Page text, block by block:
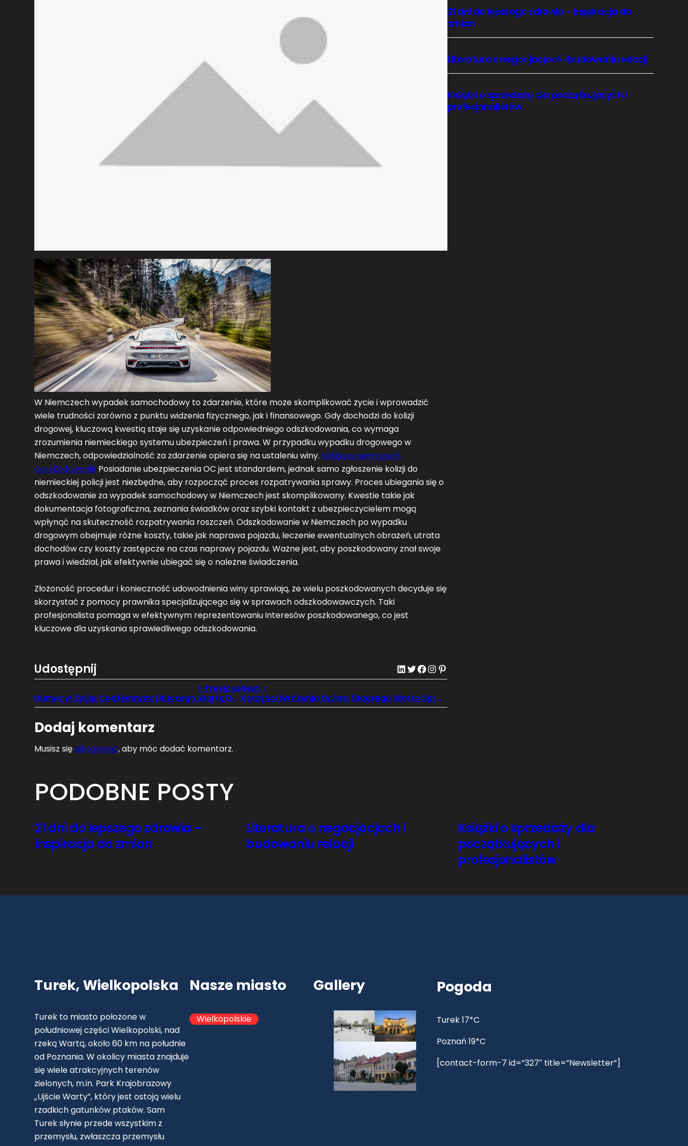
W Niemczech wypadek samochodowy to zdarzenie, które może skomplikować życie i wprowadzić
wiele trudności zarówno z punktu widzenia fizycznego, jak i finansowego. Gdy dochodzi do kolizji
drogowej, kluczową kwestią staje się uzyskanie odpowiedniego odszkodowania, co wymaga
zrozumienia niemieckiego systemu ubezpieczeń i prawa. W przypadku wypadku drogowego w
Niemczech, odpowiedzialność za zdarzenie opiera się na ustaleniu winy. kolizja w niemczech
odszkodowanie Posiadanie ubezpieczenia OC jest standardem, jednak samo zgłoszenie kolizji do
niemieckiej policji jest niezbędne, aby rozpocząć proces rozpatrywania sprawy. Proces ubiegania się o
odszkodowanie za wypadek samochodowy w Niemczech jest skomplikowany. Kwestie takie jak
dokumentacja fotograficzna, zeznania świadków oraz szybki kontakt z ubezpieczycielem mogą
wpłynąć na skuteczność rozpatrywania roszczeń. Odszkodowanie w Niemczech po wypadku
drogowym obejmuje różne koszty, takie jak naprawa pojazdu, leczenie ewentualnych obrażeń, utrata
dochodów czy koszty zastępcze na czas naprawy pojazdu. Ważne jest, aby poszkodowany znał swoje
prawa i wiedział, jak efektywnie ubiegać się o należne świadczenia.
Złożoność procedur i konieczność udowodnienia winy sprawiają, że wielu poszkodowanych decyduje się
skorzystać z pomocy prawnika specjalizującego się w sprawach odszkodowawczych. Taki
profesjonalista pomaga w efektywnym reprezentowaniu interesów poszkodowanego, co jest
kluczowe dla uzyskania sprawiedliwego odszkodowania.
Udostępnij LinkedIn Twitter Facebook Instagram Pinterest
Humor w Życiu Codziennym: Dlaczego Warto Doceniać Zabawę? Korzyści Wróżenia Online: Dlaczego Warto Spróbować?
Dodaj komentarz
Musisz się zalogować, aby móc dodać komentarz.
21 dni do lepszego zdrowia – inspiracja do
zmian
Literatura o negocjacjach i budowaniu relacji
Książki o sprzedaży dla początkujących i
profesjonalistów
PODOBNE POSTY
21 dni do lepszego zdrowia –
inspiracja do zmian
Literatura o negocjacjach i
budowaniu relacji
Książki o sprzedaży dla
początkujących i
profesjonalistów
Turek, Wielkopolska
Turek to miasto położone w
południowej części Wielkopolski, nad
rzeką Wartą, około 60 km na południe
od Poznania. W okolicy miasta znajduje
się wiele atrakcyjnych terenów
zielonych, m.in. Park Krajobrazowy
„Ujście Warty”, który jest ostoją wielu
rzadkich gatunków ptaków. Sam
Turek słynie przede wszystkim z
przemysłu, zwłaszcza przemysłu
Nasze miasto
Wielkopolskie
Gallery Pogoda
Turek 17*C
Poznań 19*C
[contact-form-7 id=”327″ title=”Newsletter”]